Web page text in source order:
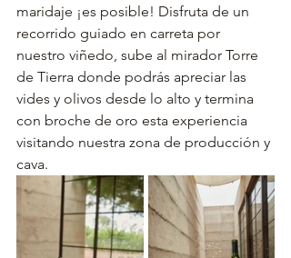
maridaje ¡es posible! Disfruta de un
recorrido guiado en carreta por
nuestro viñedo, sube al mirador Torre
de Tierra donde podrás apreciar las
vides y olivos desde lo alto y termina
con broche de oro esta experiencia
visitando nuestra zona de producción y
cava.